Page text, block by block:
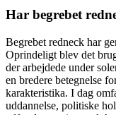
Har begrebet
Begrebet redneck har
Oprindeligt blev det
der arbejdede under
en bredere betegnelse
karakteristika. I dag
uddannelse, politiske